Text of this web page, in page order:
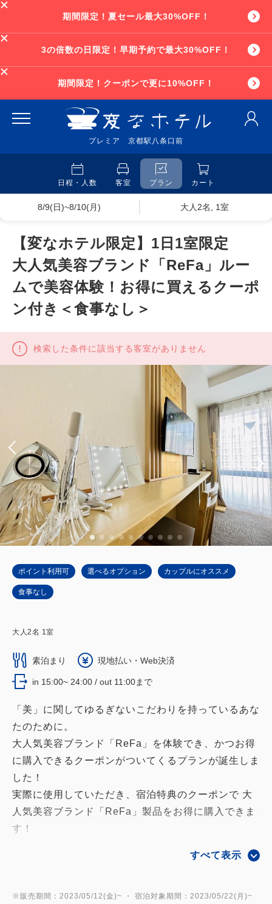
期間限定！夏セール最大30%OFF！
3の倍数の日限定！早期予約で最大30%OFF！
期間限定！クーポンで更に10%OFF！
プレミア 京都駅八条口前
日程・人数 客室 プラン カート
8/9(日)~8/10(月) 大人2名, 1室
【変なホテル限定】1日1室限定
大人気美容ブランド「ReFa」ルー
ムで美容体験！お得に買えるクーポ
ン付き＜食事なし＞
検索した条件に該当する客室がありません
ポイント利用可 選べるオプション カップルにオススメ
食事なし
大人2名 1室
素泊まり 現地払い・Web決済
in 15:00~ 24:00 / out 11:00まで
「美」に関してゆるぎないこだわりを持っているあな
たのために。
大人気美容ブランド「ReFa」を体験でき、かつお得
に購入できるクーポンがついてくるプランが誕生しま
した！
実際に使用していただき、宿泊特典のクーポンで 大
人気美容ブランド「ReFa」製品をお得に購入できま
す！
過ごしください。
すべて表示
※販売期間：2023/05/12(金)~ ・ 宿泊対象期間：2023/05/22(月)~